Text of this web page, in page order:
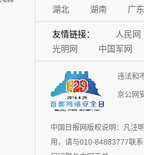
湖北
湖南 广东
友情链接： 人民网
光明网
中国军网
违法和
京公网
中国日报网版权说明：凡注
用，请与010-84883777联